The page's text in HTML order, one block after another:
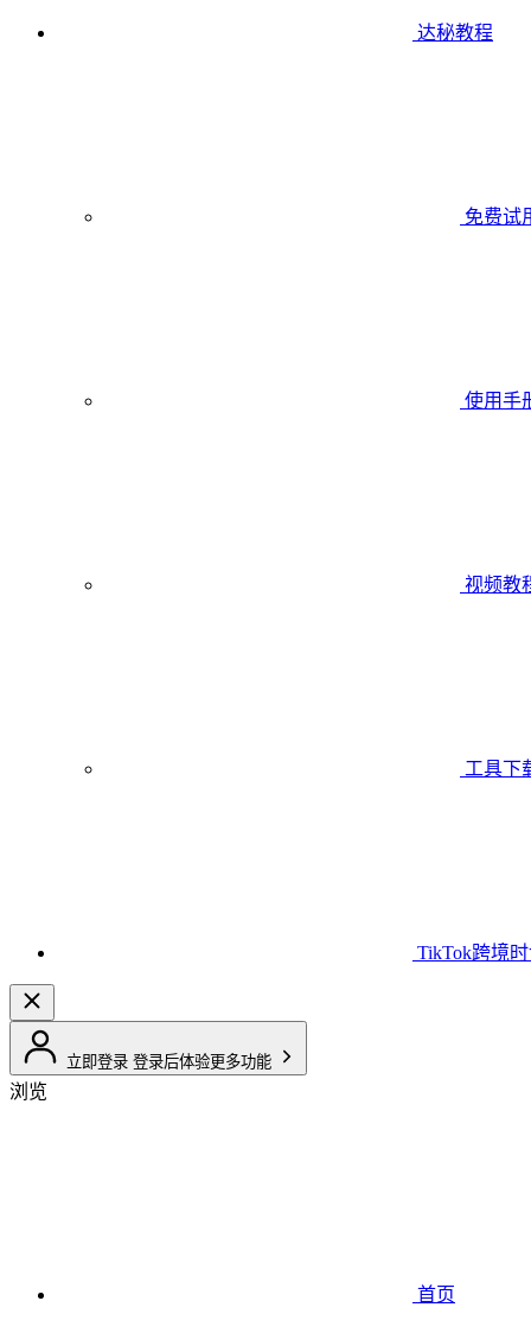
达秘教程
免费试
使用手
视频教
工具下
TikTok跨境
立即登录 登录后体验更多功能
浏览
首页